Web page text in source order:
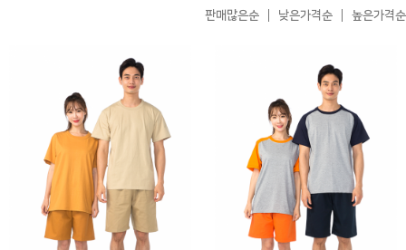
판매많은순 낮은가격순 높은가격순